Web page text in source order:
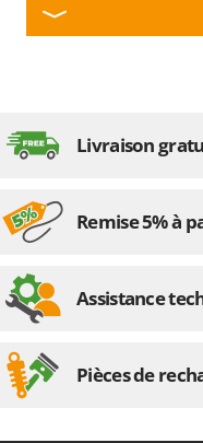
Livraison
Remise 5% à
Assistance
Pièces de